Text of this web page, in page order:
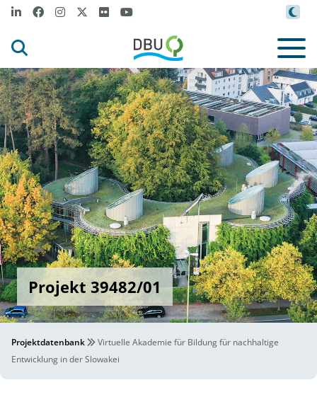
Projekt 39482/01
Projektdatenbank
Virtuelle Akademie für Bildung für nachhaltige
Entwicklung in der Slowakei